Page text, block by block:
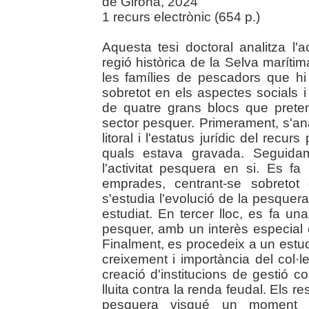
1 recurs electrònic (654 p.)
Aquesta tesi doctoral analitza
regió històrica de la Selva
les famílies de pescadors que
sobretot en els aspectes socials
de quatre grans blocs que
sector pesquer. Primerament,
litoral i l'estatus jurídic del
quals estava gravada.
l'activitat pesquera en si. Es
emprades, centrant-se
s'estudia l'evolució de la
estudiat. En tercer lloc, es fa
pesquer, amb un interès
Finalment, es procedeix a un
creixement i importància del
creació d'institucions de gestió
lluita contra la renda feudal. Els
pesquera visqué un